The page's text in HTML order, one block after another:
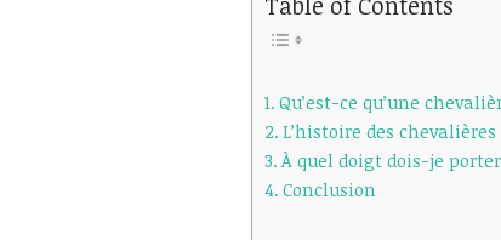
Qu’est-ce qu’une
L’histoire des chevalières
À quel doigt dois-je
Conclusion